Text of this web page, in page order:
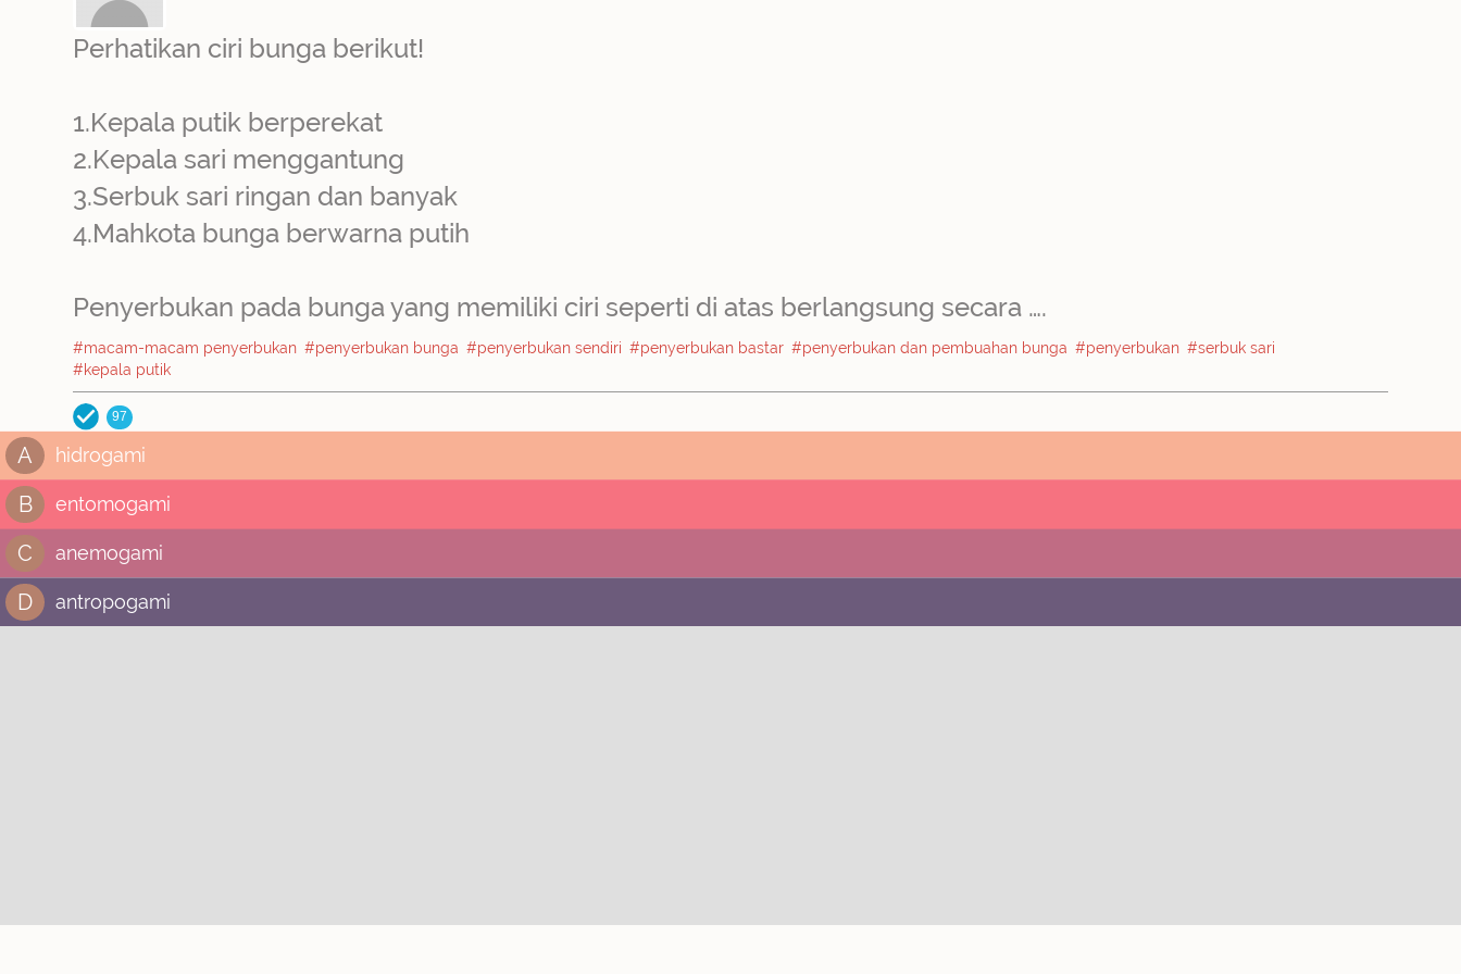
Perhatikan ciri bunga berikut!
1.Kepala putik berperekat
2.Kepala sari menggantung
3.Serbuk sari ringan dan banyak
4.Mahkota bunga berwarna putih
Penyerbukan pada bunga yang memiliki ciri seperti di atas berlangsung secara ….
#macam-macam penyerbukan #penyerbukan bunga #penyerbukan sendiri #penyerbukan bastar #penyerbukan dan pembuahan bunga #penyerbukan #serbuk sari
#kepala putik
97
A hidrogami
B entomogami
C anemogami
D antropogami